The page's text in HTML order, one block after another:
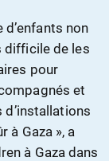
d’enfants non
difficile de les
pour
et
d’installations
à Gaza », a
à Gaza dans